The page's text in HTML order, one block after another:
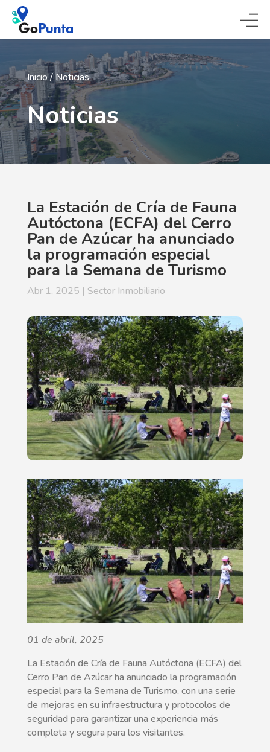
Inicio/Noticias
Noticias
La Estación de Cría de Fauna
Autóctona (ECFA) del Cerro
Pan de Azúcar ha anunciado
la programación especial
para la Semana de Turismo
Abr 1, 2025 | Sector Inmobiliario
01 de abril, 2025
La Estación de Cría de Fauna Autóctona (ECFA) del
Cerro Pan de Azúcar ha anunciado la programación
especial para la Semana de Turismo, con una serie
de mejoras en su infraestructura y protocolos de
seguridad para garantizar una experiencia más
completa y segura para los visitantes.